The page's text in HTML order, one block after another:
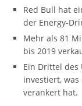
Red Bull hat
der Energy-
Mehr als 81
bis 2019
Ein Drittel des
investiert,
verankert hat.